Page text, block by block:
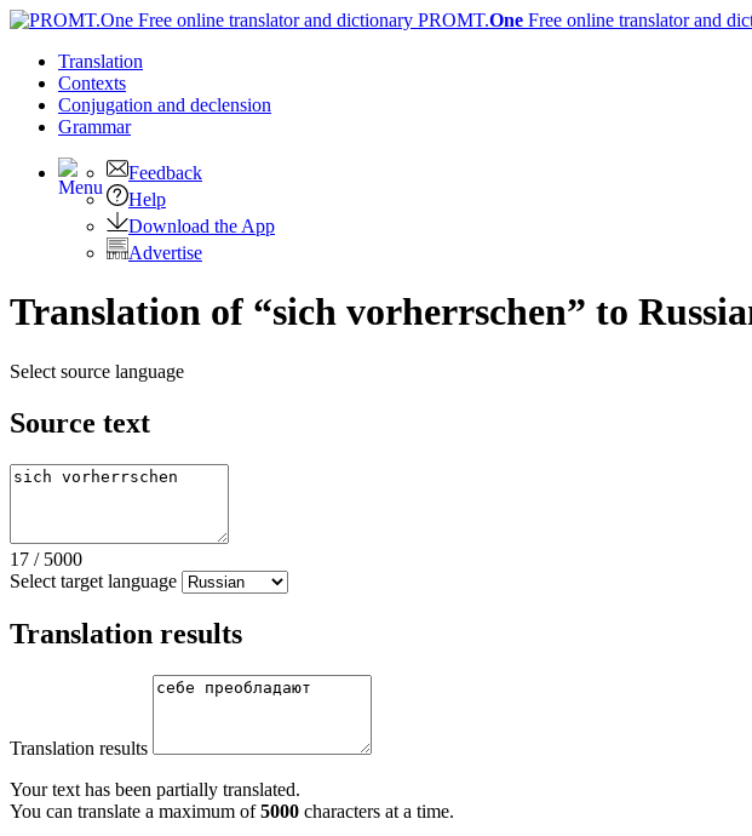
PROMT.One Free online translator and
Translation
Contexts
Conjugation and declension
Grammar
Feedback
Help
Download the App
Advertise
Translation of “sich vorherrschen” to
Select source language
Source text
17 / 5000
Select target language
Translation results
Translation results
Your text has been partially translated.
You can translate a maximum of5000 characters at a time.